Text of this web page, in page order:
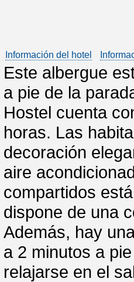
Información del hotel
Este albergue
a pie de la
Hostel cuenta
horas. Las
decoración
aire
compartidos
dispone de una
Además, hay
a 2 minutos a
relajarse en el